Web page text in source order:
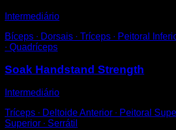
Intermediário
Bíceps ∙ Dorsais ∙ Tríceps ∙ Peitoral
∙ Quadríceps
Soak Handstand Strength
Intermediário
Tríceps ∙ Deltoide Anterior ∙ Peitoral
Superior ∙ Serrátil